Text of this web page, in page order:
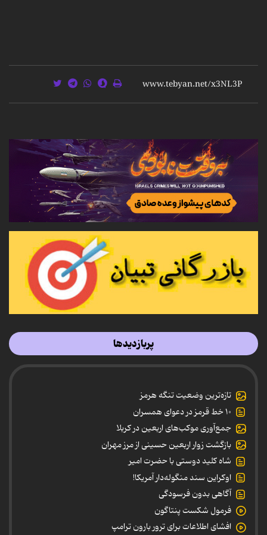
پربازدیدها
تازه‌ترین وضعیت تنگه هرمز
۱۰ خط قرمز در دعوای همسران
جمع‌آوری موکب‌های اربعین در کربلا
بازگشت زوار اربعین حسینی از مرز مهران
شاه کلید دوستی با حضرت امیر
اوکراین سند منگوله‌دار آمریکا!
آگاهی بدون فرسودگی
فرمول شکست پنتاگون
افشای اطلاعات برای ترور بارون ترامپ